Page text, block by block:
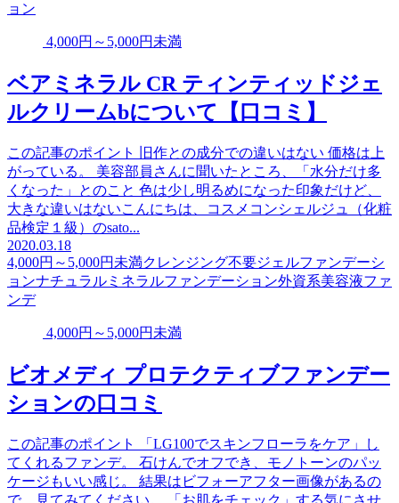
ョン
4,000円～5,000円未満
ベアミネラル CR ティンティッドジェ
ルクリームbについて【口コミ】
この記事のポイント 旧作との成分での違いはない 価格は上
がっている。 美容部員さんに聞いたところ、「水分だけ多
くなった」とのこと 色は少し明るめになった印象だけど、
大きな違いはないこんにちは、コスメコンシェルジュ（化粧
品検定１級）のsato...
2020.03.18
4,000円～5,000円未満クレンジング不要ジェルファンデーシ
ョンナチュラル ミネラルファンデーション外資系美容液ファ
ンデ
4,000円～5,000円未満
ビオメディ プロテクティブファンデー
ションの口コミ
この記事のポイント 「LG100でスキンフローラをケア」し
てくれるファンデ。 石けんでオフでき、モノトーンのパッ
ケージもいい感じ。 結果はビフォーアフター画像があるの
で、見てみてください。 「お肌をチェック」する気にさせ